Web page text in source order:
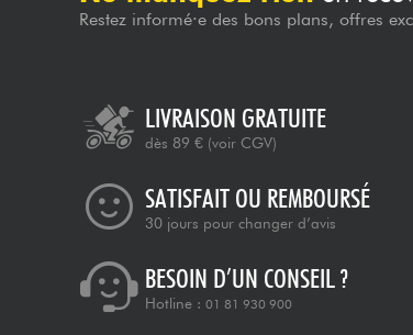
Restez informé·e des bons plans, offres
LIVRAISON GRATUITE
dès 89 € (voir CGV)
SATISFAIT OU REMBOURSÉ
30 jours pour changer d’avis
BESOIN D’UN CONSEIL ?
Hotline : 01 81 930 900